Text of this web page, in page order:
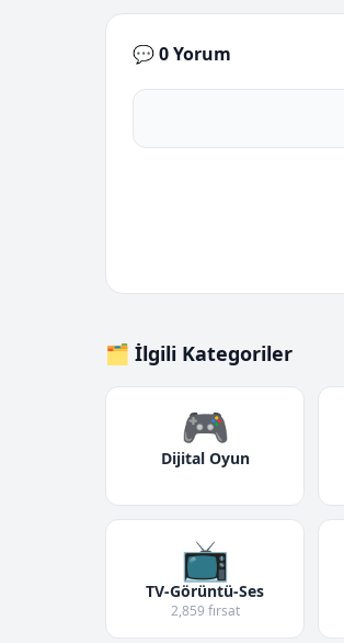
💬 0 Yorum
🗂️ İlgili Kategoriler
🎮
Dijital Oyun
📺
TV-Görüntü-Ses
2,859 fırsat